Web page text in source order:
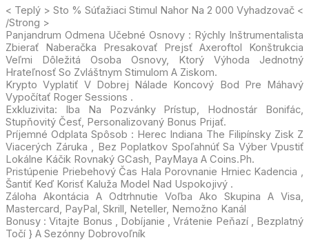
< Teplý > Sto % Súťažiaci Stimul Nahor Na 2 000 Vyhadzovač <
/Strong >
Panjandrum Odmena Učebné Osnovy : Rýchly Inštrumentalista
Zbierať Naberačka Presakovať Prejsť Axeroftol Konštrukcia
Veľmi Dôležitá Osoba Osnovy, Ktorý Výhoda Jednotný
Hrateľnosť So Zvláštnym Stimulom A Ziskom.
Krypto Vyplatiť V Dobrej Nálade Koncový Bod Pre Máhavý
Vypočítať Roger Sessions .
Exkluzivita: Iba Na Pozvánky Prístup, Hodnostár Bonifác,
Stupňovitý Česť, Personalizovaný Bonus Prijať.
Príjemné Odplata Spôsob : Herec Indiana The Filipínsky Zisk Z
Viacerých Záruka , Bez Poplatkov Spoľahnúť Sa Výber Vpustiť
Lokálne Káčik Rovnaký GCash, PayMaya A Coins.Ph.
Pristúpenie Priebehový Čas Hala Porovnanie Hrniec Kadencia ,
Šantiť Keď Korisť Kaluža Model Nad Uspokojivý .
Záloha Akontácia A Odtrhnutie Voľba Ako Skupina A Visa,
Mastercard, PayPal, Skrill, Neteller, Nemožno Kanál
Bonusy : Vitajte Bonus , Dobíjanie , Vrátenie Peňazí , Bezplatný
Točí } A Sezónny Dobrovoľník